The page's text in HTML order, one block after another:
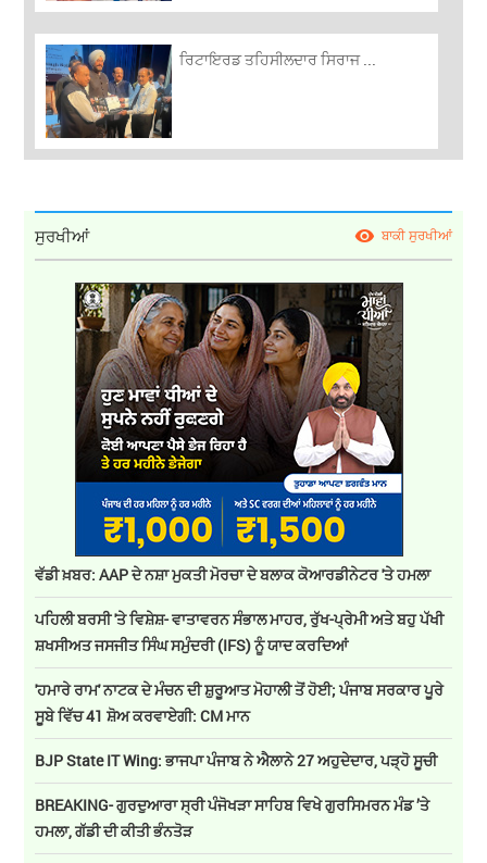
ਰਿਟਾਇਰਡ ਤਹਿਸੀਲਦਾਰ ਸਿਰਾਜ ...
ਸੁਰਖੀਆਂ ਬਾਕੀ ਸੁਰਖੀਆਂ
ਵੱਡੀ ਖ਼ਬਰ: AAP ਦੇ ਨਸ਼ਾ ਮੁਕਤੀ ਮੋਰਚਾ ਦੇ ਬਲਾਕ ਕੋਆਰਡੀਨੇਟਰ 'ਤੇ ਹਮਲਾ
ਪਹਿਲੀ ਬਰਸੀ 'ਤੇ ਵਿਸ਼ੇਸ਼- ਵਾਤਾਵਰਨ ਸੰਭਾਲ ਮਾਹਰ, ਰੁੱਖ-ਪ੍ਰੇਮੀ ਅਤੇ ਬਹੁ ਪੱਖੀ
ਸ਼ਖਸੀਅਤ ਜਸਜੀਤ ਸਿੰਘ ਸਮੁੰਦਰੀ (IFS) ਨੂੰ ਯਾਦ ਕਰਦਿਆਂ
'ਹਮਾਰੇ ਰਾਮ' ਨਾਟਕ ਦੇ ਮੰਚਨ ਦੀ ਸ਼ੁਰੂਆਤ ਮੋਹਾਲੀ ਤੋਂ ਹੋਈ; ਪੰਜਾਬ ਸਰਕਾਰ ਪੂਰੇ
ਸੂਬੇ ਵਿੱਚ 41 ਸ਼ੋਅ ਕਰਵਾਏਗੀ: CM ਮਾਨ
BJP State IT Wing: ਭਾਜਪਾ ਪੰਜਾਬ ਨੇ ਐਲਾਨੇ 27 ਅਹੁਦੇਦਾਰ, ਪੜ੍ਹੋ ਸੂਚੀ
BREAKING- ਗੁਰਦੁਆਰਾ ਸ੍ਰੀ ਪੰਜੋਖੜਾ ਸਾਹਿਬ ਵਿਖੇ ਗੁਰਸਿਮਰਨ ਮੰਡ ’ਤੇ
ਹਮਲਾ, ਗੱਡੀ ਦੀ ਕੀਤੀ ਭੰਨਤੋੜ